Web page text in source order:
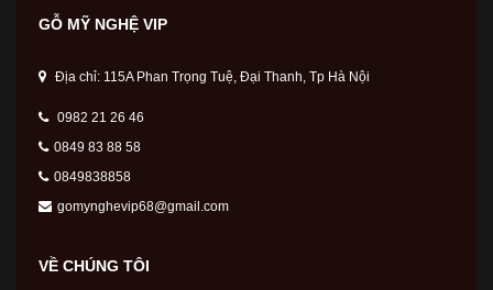
GỖ MỸ NGHỆ VIP
Địa chỉ: 115A Phan Trọng Tuệ, Đại Thanh, Tp Hà Nội
0982 21 26 46
0849 83 88 58
0849838858
gomynghevip68@gmail.com
VỀ CHÚNG TÔI